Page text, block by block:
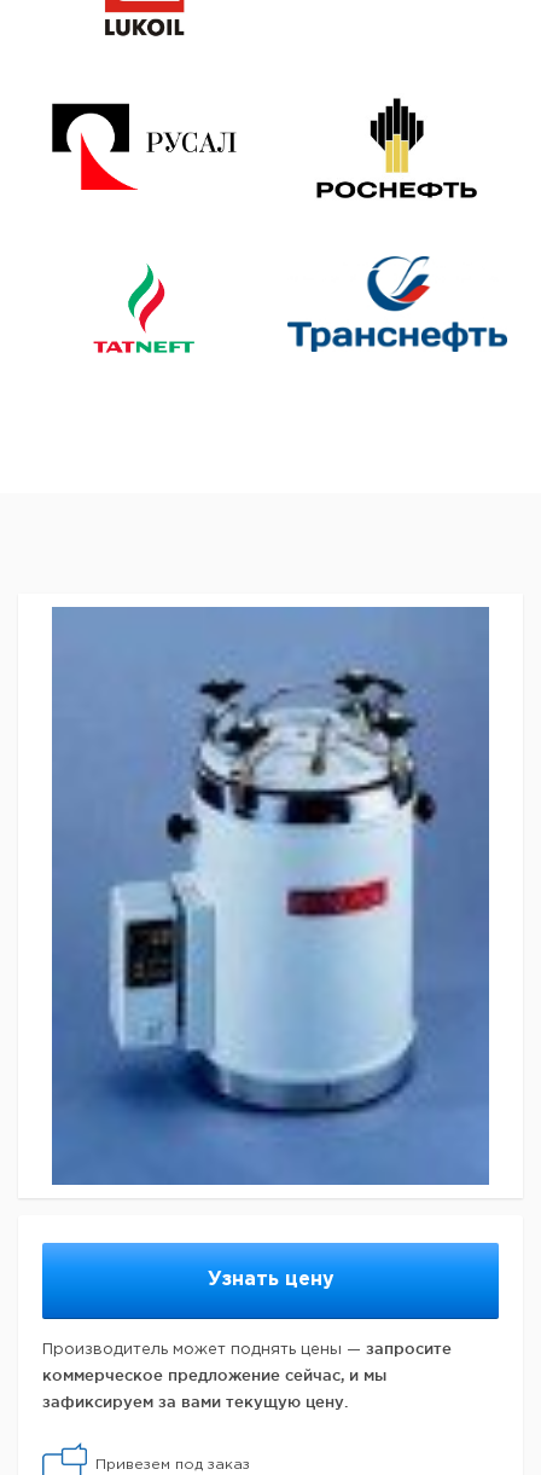
Узнать цену
Производитель может поднять цены — запросите
коммерческое предложение сейчас, и мы
зафиксируем за вами текущую цену.
Привезем под заказ